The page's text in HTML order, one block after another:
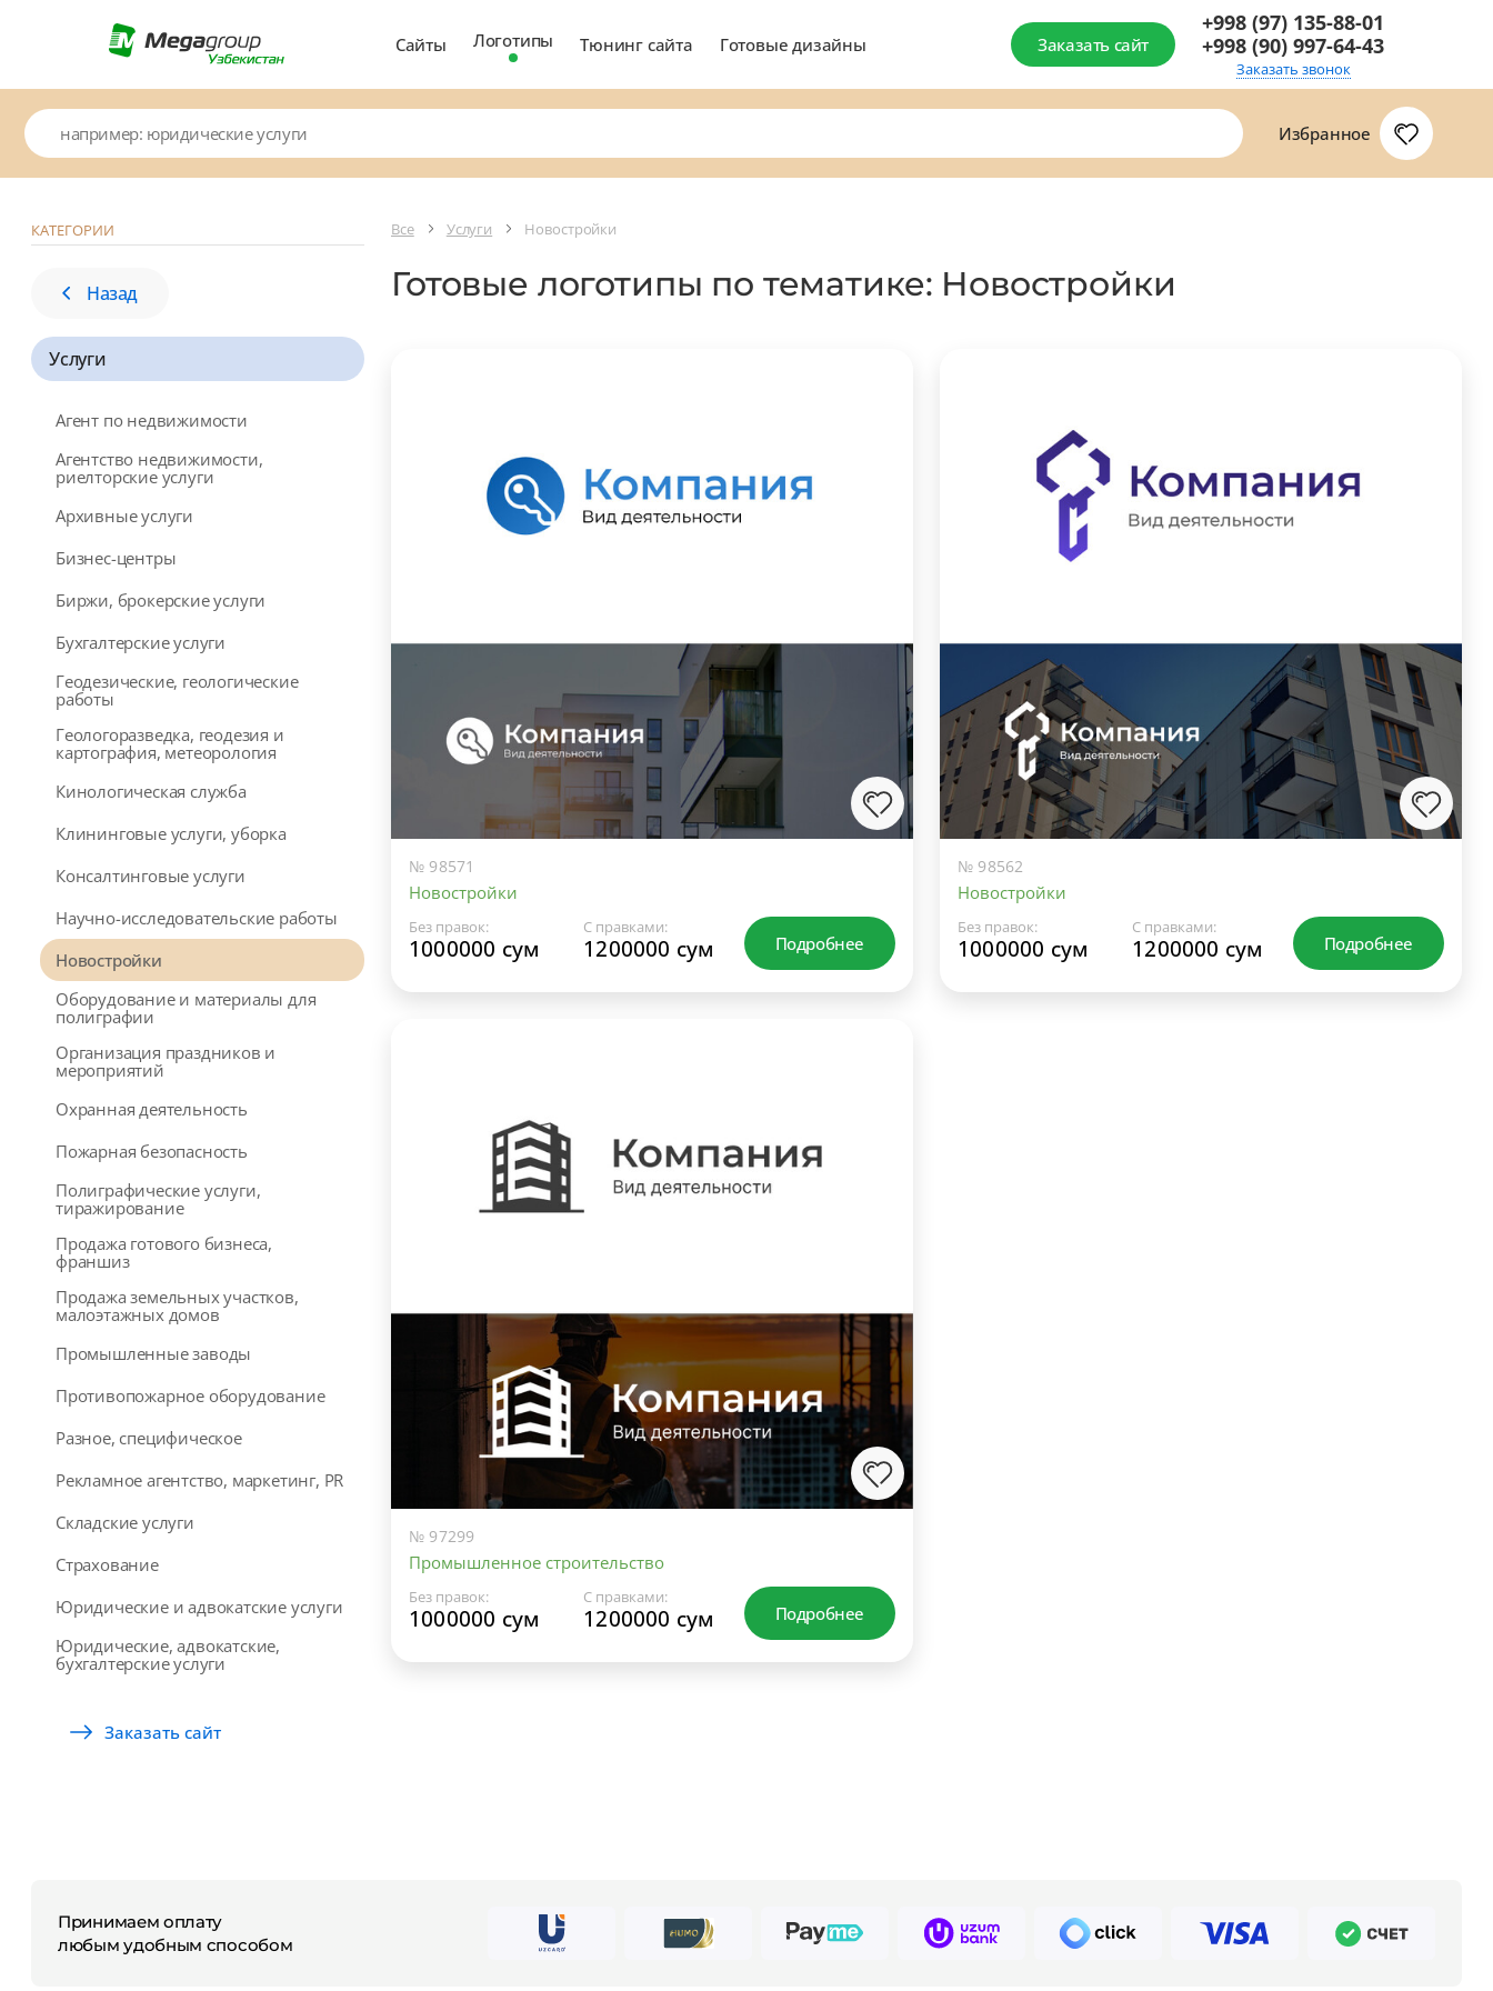
Сайты Логотипы Тюнинг сайта Готовые дизайны Заказать сайт
+998 (97) 135-88-01
+998 (90) 997-64-43
Заказать звонок
Избранное
КАТЕГОРИИ
Назад
Услуги
Агент по недвижимости
Агентство недвижимости,
риелторские услуги
Архивные услуги
Бизнес-центры
Биржи, брокерские услуги
Бухгалтерские услуги
Геодезические, геологические
работы
Геологоразведка, геодезия и
картография, метеорология
Кинологическая служба
Клининговые услуги, уборка
Консалтинговые услуги
Научно-исследовательские работы
Новостройки
Оборудование и материалы для
полиграфии
Организация праздников и
мероприятий
Охранная деятельность
Пожарная безопасность
Полиграфические услуги,
тиражирование
Продажа готового бизнеса,
франшиз
Продажа земельных участков,
малоэтажных домов
Промышленные заводы
Противопожарное оборудование
Разное, специфическое
Рекламное агентство, маркетинг, PR
Складские услуги
Страхование
Юридические и адвокатские услуги
Юридические, адвокатские,
бухгалтерские услуги
Заказать сайт
Все Услуги Новостройки
Готовые логотипы по тематике: Новостройки
№ 98571
Новостройки
Без правок:
1000000 сум
С правками:
1200000 сум Подробнее
№ 98562
Новостройки
Без правок:
1000000 сум
С правками:
1200000 сум Подробнее
№ 97299
Промышленное строительство
Без правок:
1000000 сум
С правками:
1200000 сум Подробнее
Принимаем оплату
любым удобным способом